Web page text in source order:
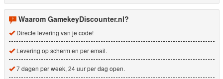
Waarom GamekeyDiscounter.nl?
Directe levering van je code!
Levering op scherm en per email.
7 dagen per week, 24 uur per dag open.